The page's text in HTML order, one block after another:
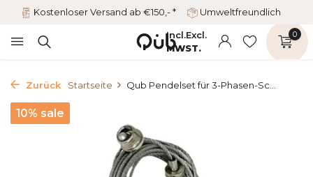
Kostenloser Versand ab €150,- * Umweltfreundlich
Incl.Excl.
MWST.
0
Zurück Startseite Qub Pendelset für 3-Phasen-Sc...
10% sale